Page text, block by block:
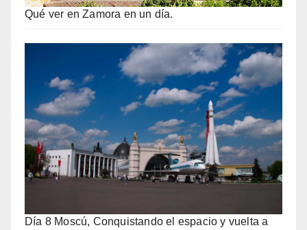
Qué ver en Zamora en un día.
Día 8 Moscú, Conquistando el espacio y vuelta a